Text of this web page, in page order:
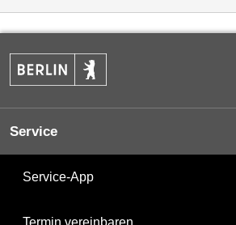
Service
Service-App
Termin vereinbaren